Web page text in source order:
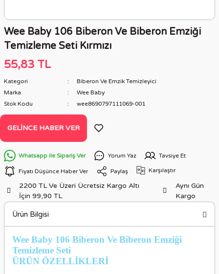
Wee Baby 106 Biberon Ve Biberon Emziği
Temizleme Seti Kırmızı
55,83 TL
Kategori
Biberon Ve Emzik Temizleyici
Marka
Wee Baby
Stok Kodu
wee8690797111069-001
GELINCE HABER VER
Whatsapp ile Sipariş Ver Yorum Yaz Tavsiye Et
Fiyatı Düşünce Haber Ver Paylaş Karşılaştır
2200 TL Ve Üzeri Ücretsiz Kargo Altı
İçin 99,90 TL
Aynı Gün
Kargo
Ürün Bilgisi
Wee Baby 106 Biberon Ve Biberon Emziği
Temizleme Seti
ÜRÜN ÖZELLİKLERİ